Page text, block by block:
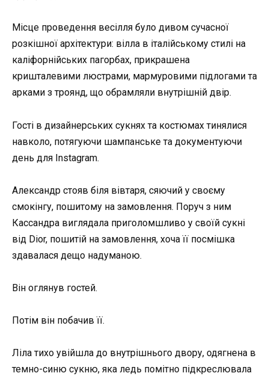
Місце проведення весілля було дивом сучасної
розкішної архітектури: вілла в італійському стилі на
каліфорнійських пагорбах, прикрашена
кришталевими люстрами, мармуровими підлогами та
арками з троянд, що обрамляли внутрішній двір.
Гості в дизайнерських сукнях та костюмах тинялися
навколо, потягуючи шампанське та документуючи
день для Instagram.
Александр стояв біля вівтаря, сяючий у своєму
смокінгу, пошитому на замовлення. Поруч з ним
Кассандра виглядала приголомшливо у своїй сукні
від Dior, пошитій на замовлення, хоча її посмішка
здавалася дещо надуманою.
Він оглянув гостей.
Потім він побачив її.
Ліла тихо увійшла до внутрішнього двору, одягнена в
темно-синю сукню, яка ледь помітно підкреслювала